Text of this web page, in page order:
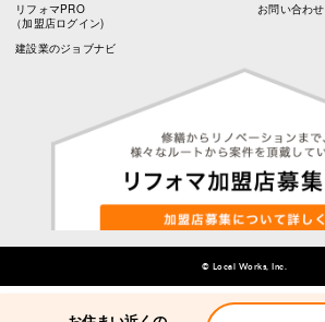
リフォマPRO
（加盟店ログイン)
建設業のジョブナビ
お問い合わせ
© Local Works, Inc.